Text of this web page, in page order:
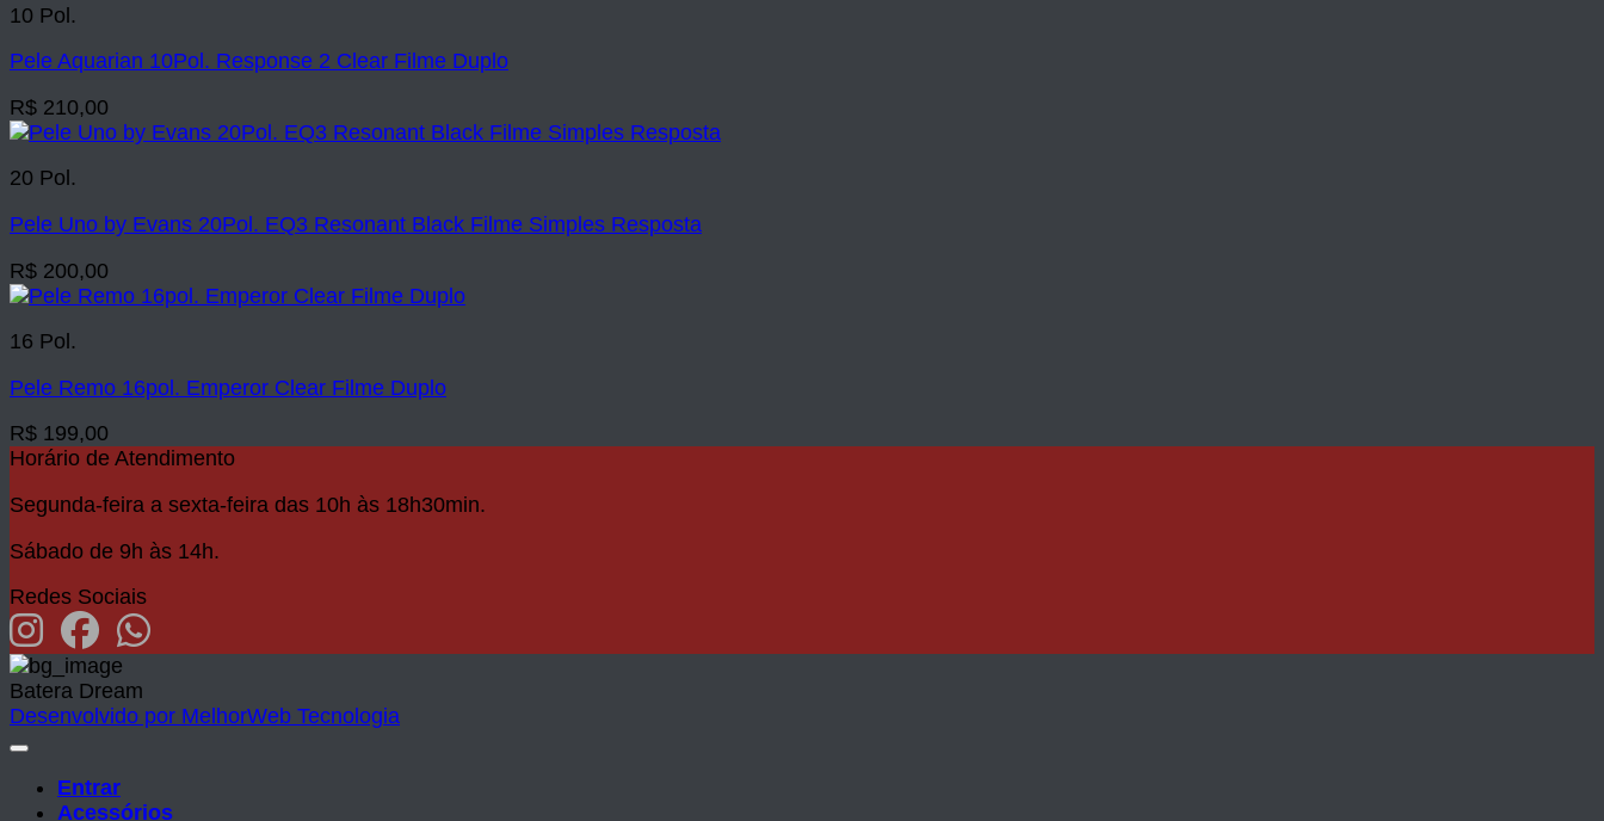
10 Pol.
Pele Aquarian 10Pol. Response 2 Clear Filme Duplo
R$ 210,00
20 Pol.
Pele Uno by Evans 20Pol. EQ3 Resonant Black Filme Simples Resposta
R$ 200,00
16 Pol.
Pele Remo 16pol. Emperor Clear Filme Duplo
R$ 199,00
Horário de Atendimento
Segunda-feira a sexta-feira das 10h às 18h30min.
Sábado de 9h às 14h.
Redes Sociais
Batera Dream
Desenvolvido por MelhorWeb Tecnologia
Entrar
Acessórios